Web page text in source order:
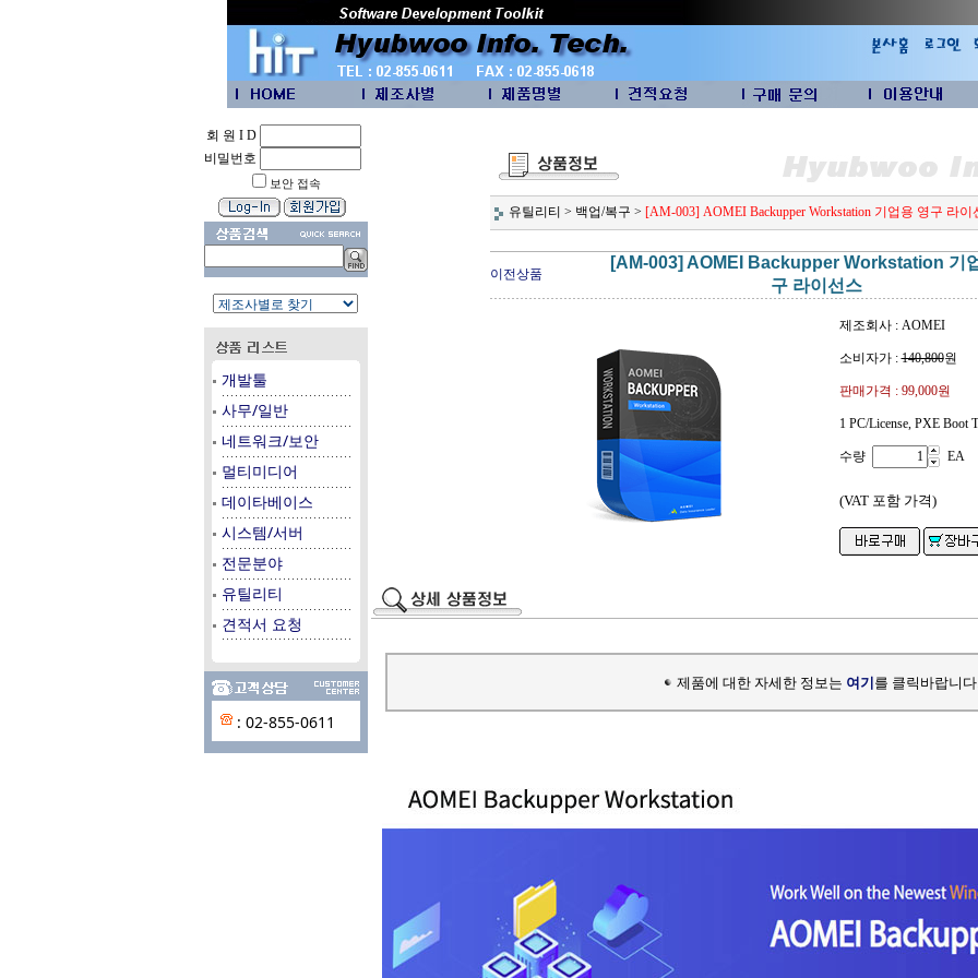
회 원 I D
비밀번호
보안 접속
개발툴
사무/일반
네트워크/보안
멀티미디어
데이타베이스
시스템/서버
전문분야
유틸리티
견적서 요청
: 02-855-0611
유틸리티 > 백업/복구 > [AM-003] AOMEI Backupper Workstation 기업용 영구 라이
이전상품
[AM-003] AOMEI Backupper Workstation 기
구 라이선스
제조회사 : AOMEI
소비자가 :140,800원
판매가격 : 99,000원
1 PC/License, PXE Boot
수량 EA
(VAT 포함 가격)
제품에 대한 자세한 정보는 여기 를 클릭바랍니